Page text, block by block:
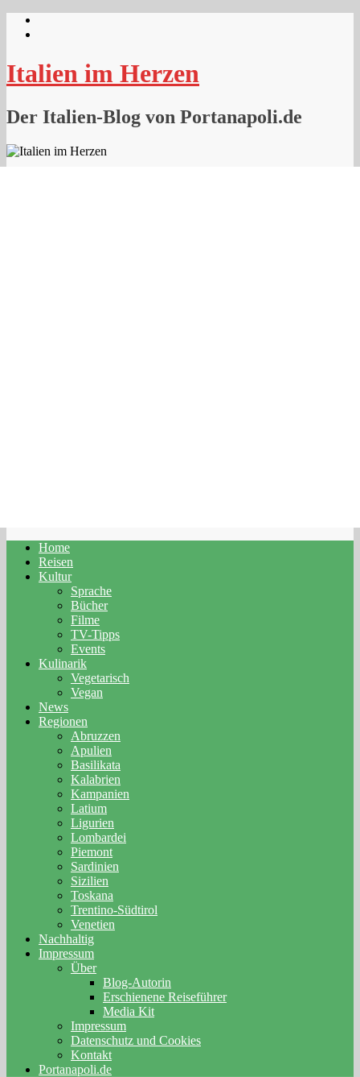
Skip
Italien im Herzen
Der Italien-Blog von Portanapoli.de
Home
Reisen
Kultur
Sprache
Bücher
Filme
TV-Tipps
Events
Kulinarik
Vegetarisch
Vegan
News
Regionen
Abruzzen
Apulien
Basilikata
Kalabrien
Kampanien
Latium
Ligurien
Lombardei
Piemont
Sardinien
Sizilien
Toskana
Trentino-Südtirol
Venetien
Nachhaltig
Impressum
Über
Blog-Autorin
Erschienene Reiseführer
Media Kit
Impressum
Datenschutz und Cookies
Kontakt
Portanapoli.de